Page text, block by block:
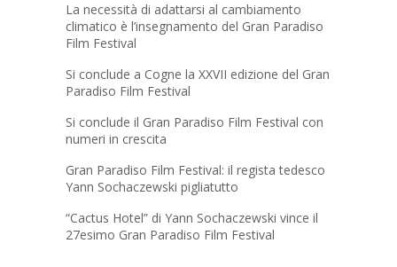
La necessità di adattarsi al cambiamento
climatico è l’insegnamento del Gran Paradiso
Film Festival
Si conclude a Cogne la XXVII edizione del Gran
Paradiso Film Festival
Si conclude il Gran Paradiso Film Festival con
numeri in crescita
Gran Paradiso Film Festival: il regista tedesco
Yann Sochaczewski pigliatutto
“Cactus Hotel” di Yann Sochaczewski vince il
27esimo Gran Paradiso Film Festival